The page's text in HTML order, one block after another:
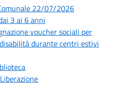
22/07/2026
3 ai 6 anni
voucher sociali per
durante centri estivi